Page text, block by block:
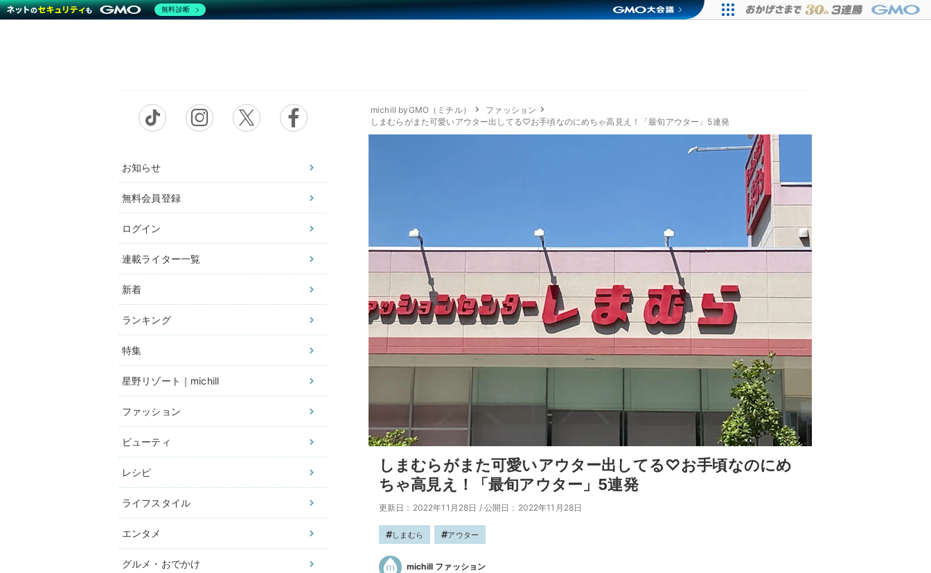
お知らせ
無料会員登録
ログイン
連載ライター一覧
新着
ランキング
特集
星野リゾート｜michill
ファッション
ビューティ
レシピ
ライフスタイル
エンタメ
グルメ・おでかけ
michill byGMO（ミチル）
ファッション
しまむらがまた可愛いアウター出してる♡お手頃なのにめちゃ高見え！「最旬アウター」5連発
しまむらがまた可愛いアウター出してる♡お手頃なのにめ
ちゃ高見え！「最旬アウター」5連発
更新日：2022年11月28日 / 公開日：2022年11月28日
しまむら アウター
michill ファッション
無料診断